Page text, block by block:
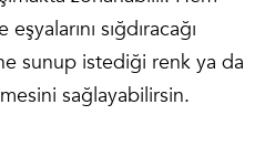
sığdıracağı
sunup istediği renk ya da
sağlayabilirsin.